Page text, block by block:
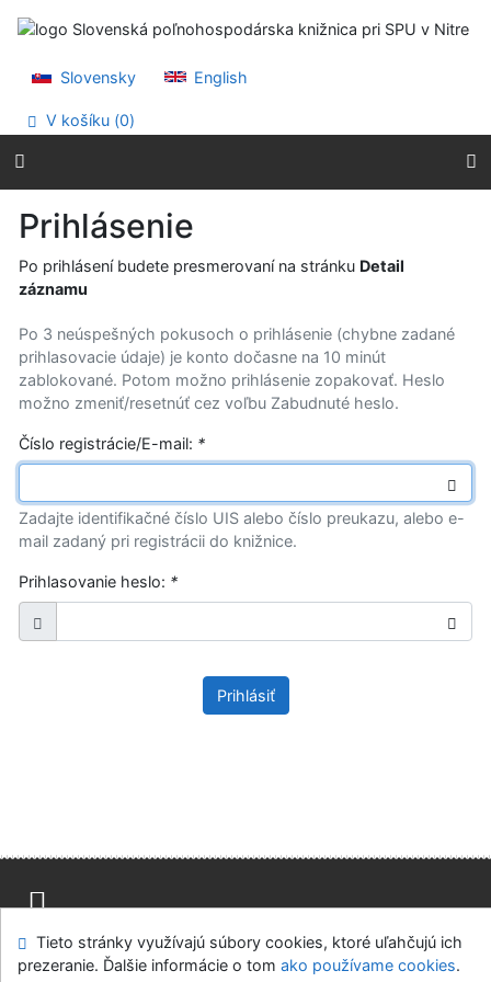
Prejsť na menu
Slovensky
English
V košíku (0)
Prihlásenie
Po prihlásení budete presmerovaní na stránku Detail
záznamu
Po 3 neúspešných pokusoch o prihlásenie (chybne zadané
prihlasovacie údaje) je konto dočasne na 10 minút
zablokované. Potom možno prihlásenie zopakovať. Heslo
možno zmeniť/resetnúť cez voľbu Zabudnuté heslo.
Číslo registrácie/E-mail: *
Zadajte identifikačné číslo UIS alebo číslo preukazu, alebo e-
mail zadaný pri registrácii do knižnice.
Prihlasovanie heslo: *
Prihlásiť
Mapa stránok Prístupnosť
Súkromie
Modul OpenSearch
Napíšte nám Nastavenie cookies
Tieto stránky využívajú súbory cookies, ktoré uľahčujú ich
prezeranie. Ďalšie informácie o tom ako používame cookies.